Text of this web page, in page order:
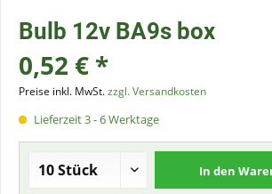
Bulb 12v BA9s box
0,52 € *
Preise inkl. MwSt.zzgl. Versandkosten
Lieferzeit 3 - 6 Werktage
In den